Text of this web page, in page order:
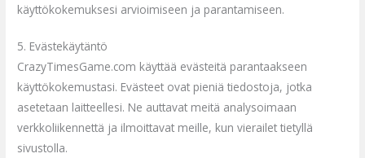
käyttökokemuksesi arvioimiseen ja parantamiseen.
5. Evästekäytäntö
CrazyTimesGame.com käyttää evästeitä parantaakseen
käyttökokemustasi. Evästeet ovat pieniä tiedostoja, jotka
asetetaan laitteellesi. Ne auttavat meitä analysoimaan
verkkoliikennettä ja ilmoittavat meille, kun vierailet tietyllä
sivustolla.